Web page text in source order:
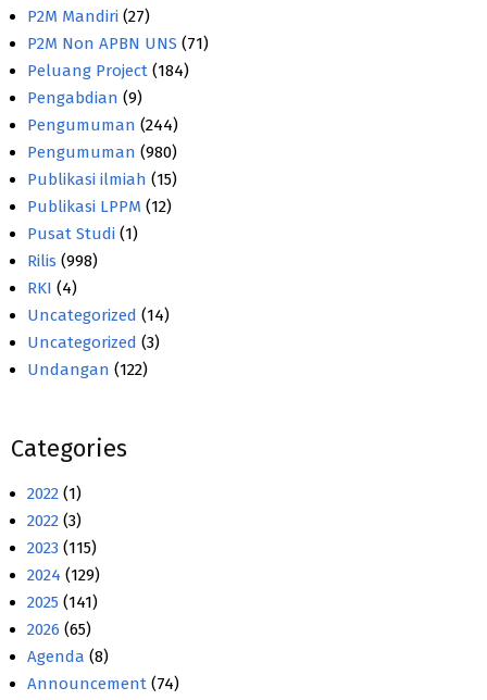
P2M Mandiri (27)
P2M Non APBN UNS (71)
Peluang Project (184)
Pengabdian (9)
Pengumuman (244)
Pengumuman (980)
Publikasi ilmiah (15)
Publikasi LPPM (12)
Pusat Studi (1)
Rilis (998)
RKI (4)
Uncategorized (14)
Uncategorized (3)
Undangan (122)
Categories
2022 (1)
2022 (3)
2023 (115)
2024 (129)
2025 (141)
2026 (65)
Agenda (8)
Announcement (74)